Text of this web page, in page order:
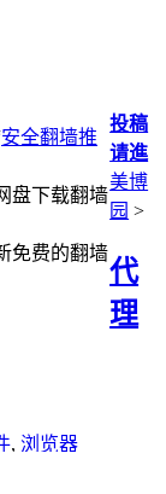
安全翻墙推
盘下载翻墙
免费的翻墙
投稿
请進
美博
园 >
代
理
, 浏览器